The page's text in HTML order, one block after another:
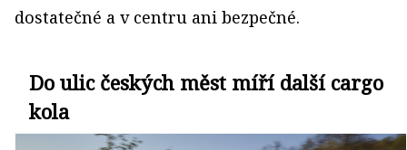
dostatečné a v centru ani bezpečné.
Do ulic českých měst míří další cargo
kola